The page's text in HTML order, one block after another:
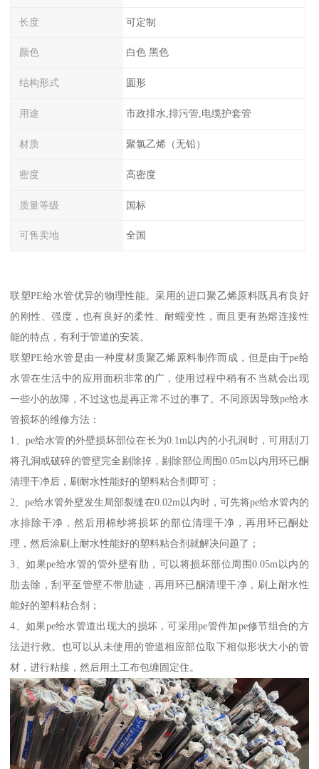
长度 可定制
颜色 白色 黑色
结构形式 圆形
用途 市政排水,排污管,电缆护套管
材质 聚氯乙烯（无铅）
密度 高密度
质量等级 国标
可售卖地 全国
联塑PE给水管优异的物理性能。采用的进口聚乙烯原料既具有良好
的刚性、强度，也有良好的柔性、耐蠕变性，而且更有热熔连接性
能的特点，有利于管道的安装。
联塑PE给水管是由一种度材质聚乙烯原料制作而成，但是由于pe给
水管在生活中的应用面积非常的广，使用过程中稍有不当就会出现
一些小的故障，不过这也是再正常不过的事了。不同原因导致pe给水
管损坏的维修方法：
1、pe给水管的外壁损坏部位在长为0.1m以内的小孔洞时，可用刮刀
将孔洞或破碎的管壁完全剔除掉，剔除部位周围0.05m以内用环已酮
清理干净后，刷耐水性能好的塑料粘合剂即可；
2、pe给水管外壁发生局部裂缝在0.02m以内时，可先将pe给水管内的
水排除干净，然后用棉纱将损坏的部位清理干净，再用环已酮处
理，然后涂刷上耐水性能好的塑料粘合剂就解决问题了；
3、如果pe给水管的管外壁有肋，可以将损坏部位周围0.05m以内的
肋去除，刮平至管壁不带肋迹，再用环已酮清理干净，刷上耐水性
能好的塑料粘合剂；
4、如果pe给水管道出现大的损坏，可采用pe管件加pe修节组合的方
法进行救。也可以从未使用的管道相应部位取下相似形状大小的管
材，进行粘接，然后用土工布包缠固定住。